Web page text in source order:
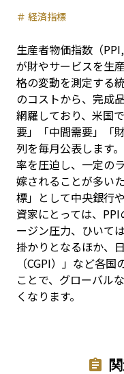
＃ 経済指標
生産者物価指数（
が財やサービスを生
格の変動を測定する
のコストから、完成
網羅しており、米国
要」「中間需要」「
列を毎月公表します
率を圧迫し、一定の
嫁されることが多い
標」として中央銀行
資家にとっては、
ージン圧力、ひいて
掛かりとなるほか、
（CGPI）」など各
ことで、グローバル
くなります。